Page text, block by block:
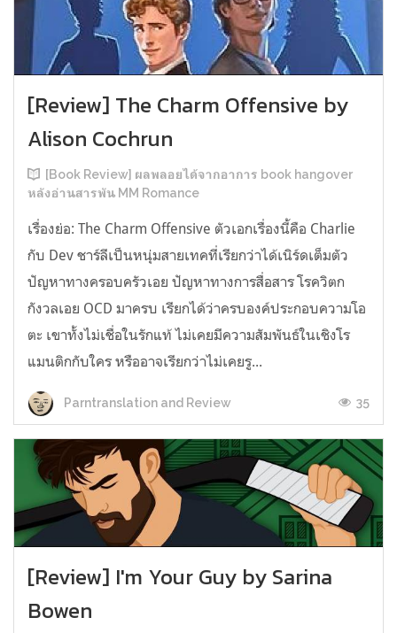
[Review] The Charm Offensive by
Alison Cochrun
[Book Review] ผลพลอยได้จากอาการ book hangover
หลังอ่านสารพัน MM Romance
เรื่องย่อ: The Charm Offensive ตัวเอกเรื่องนี้คือ Charlie
กับ Dev ชาร์ลีเป็นหนุ่มสายเทคที่เรียกว่าได้เนิร์ดเต็มตัว
ปัญหาทางครอบครัวเอย ปัญหาทางการสื่อสาร โรควิตก
กังวลเอย OCD มาครบ เรียกได้ว่าครบองค์ประกอบความโอ
ตะ เขาทั้งไม่เชื่อในรักแท้ ไม่เคยมีความสัมพันธ์ในเชิงโร
แมนติกกับใคร หรืออาจเรียกว่าไม่เคยรู...
Parntranslation and Review 35
[Review] I'm Your Guy by Sarina
Bowen